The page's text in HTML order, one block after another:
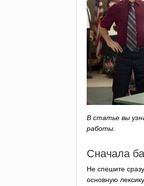
В статье вы
работы.
Сначала
Не спешите
основную